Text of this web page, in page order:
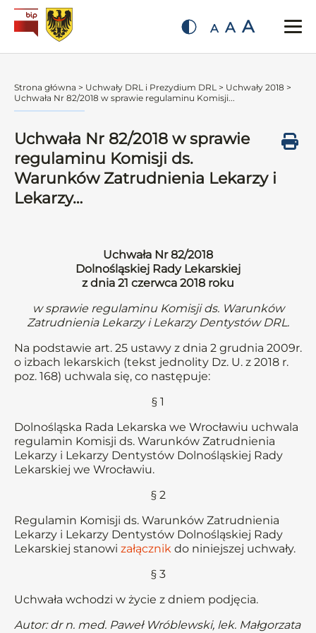
A A A
Strona główna > Uchwały DRL i Prezydium DRL > Uchwały 2018 >
Uchwała Nr 82/2018 w sprawie regulaminu Komisji...
Uchwała Nr 82/2018 w sprawie
regulaminu Komisji ds.
Warunków Zatrudnienia Lekarzy i
Lekarzy…
Uchwała Nr 82/2018
Dolnośląskiej Rady Lekarskiej
z dnia 21 czerwca 2018 roku
w sprawie regulaminu Komisji ds. Warunków
Zatrudnienia Lekarzy i Lekarzy Dentystów DRL.
Na podstawie art. 25 ustawy z dnia 2 grudnia 2009r.
o izbach lekarskich (tekst jednolity Dz. U. z 2018 r.
poz. 168) uchwala się, co następuje:
§ 1
Dolnośląska Rada Lekarska we Wrocławiu uchwala
regulamin Komisji ds. Warunków Zatrudnienia
Lekarzy i Lekarzy Dentystów Dolnośląskiej Rady
Lekarskiej we Wrocławiu.
§ 2
Regulamin Komisji ds. Warunków Zatrudnienia
Lekarzy i Lekarzy Dentystów Dolnośląskiej Rady
Lekarskiej stanowi załącznik do niniejszej uchwały.
§ 3
Uchwała wchodzi w życie z dniem podjęcia.
Autor: dr n. med. Paweł Wróblewski, lek. Małgorzata